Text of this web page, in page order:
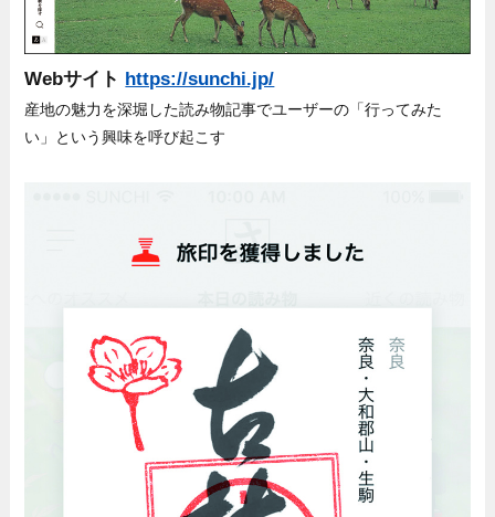
Webサイト https://sunchi.jp/
産地の魅力を深堀した読み物記事でユーザーの「行ってみた
い」という興味を呼び起こす